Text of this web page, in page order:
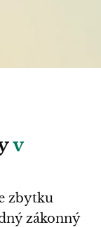
v
zbytku
zákonný